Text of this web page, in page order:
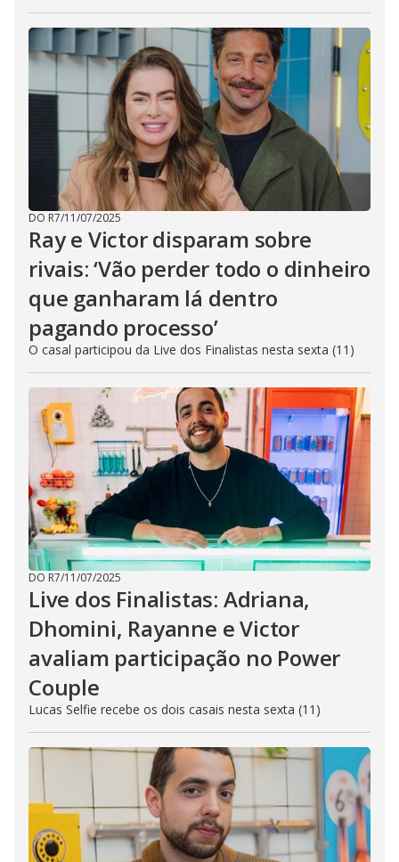
DO R7/11/07/2025
Ray e Victor disparam sobre
rivais: ‘Vão perder todo o dinheiro
que ganharam lá dentro
pagando processo’
O casal participou da Live dos Finalistas nesta sexta (11)
DO R7/11/07/2025
Live dos Finalistas: Adriana,
Dhomini, Rayanne e Victor
avaliam participação no Power
Couple
Lucas Selfie recebe os dois casais nesta sexta (11)